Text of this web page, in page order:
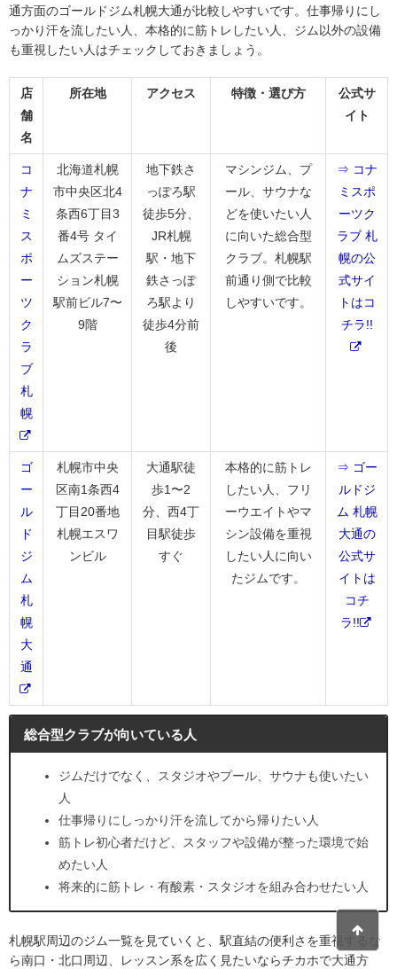
通方面のゴールドジム札幌大通が比較しやすいです。仕事帰りにし
っかり汗を流したい人、本格的に筋トレしたい人、ジム以外の設備
も重視したい人はチェックしておきましょう。
店
舗
名
所在地 アクセス 特徴・選び方
公式サ
イト
コ
ナ
ミ
ス
ポ
ー
ツ
ク
ラ
ブ
札
幌
北海道札幌
市中央区北4
条西6丁目3
番4号 タイ
ムズステー
ション札幌
駅前ビル7〜
9階
地下鉄さ
っぽろ駅
徒歩5分、
JR札幌
駅・地下
鉄さっぽ
ろ駅より
徒歩4分前
後
マシンジム、プ
ール、サウナな
どを使いたい人
に向いた総合型
クラブ。札幌駅
前通り側で比較
しやすいです。
⇒ コナ
ミスポ
ーツク
ラブ 札
幌の公
式サイ
トはコ
チラ!!
ゴ
ー
ル
ド
ジ
ム
札
幌
大
通
札幌市中央
区南1条西4
丁目20番地
札幌エスワ
ンビル
大通駅徒
歩1〜2
分、西4丁
目駅徒歩
すぐ
本格的に筋トレ
したい人、フリ
ーウエイトやマ
シン設備を重視
したい人に向い
たジムです。
⇒ ゴー
ルドジ
ム 札幌
大通の
公式サ
イトは
コチ
ラ!!
総合型クラブが向いている人
ジムだけでなく、スタジオやプール、サウナも使いたい
人
仕事帰りにしっかり汗を流してから帰りたい人
筋トレ初心者だけど、スタッフや設備が整った環境で始
めたい人
将来的に筋トレ・有酸素・スタジオを組み合わせたい人
札幌駅周辺のジム一覧を見ていくと、駅直結の便利さを重視するな
ら南口・北口周辺、レッスン系を広く見たいならチカホで大通方